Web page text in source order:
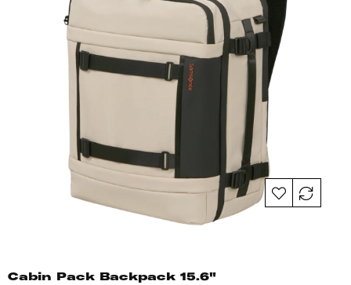
Cabin Pack Backpack 15.6"